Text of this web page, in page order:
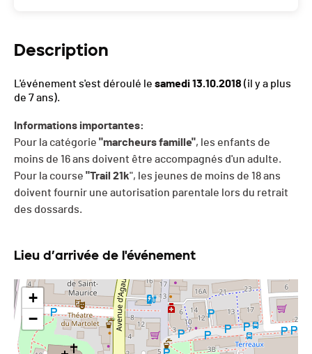
Description
L'événement s'est déroulé le samedi 13.10.2018 (il y a plus
de 7 ans).
Informations importantes:
Pour la catégorie "marcheurs famille", les enfants de
moins de 16 ans doivent être accompagnés d'un adulte.
Pour la course "Trail 21k", les jeunes de moins de 18 ans
doivent fournir une autorisation parentale lors du retrait
des dossards.
Lieu d’arrivée de l'événement
+
−